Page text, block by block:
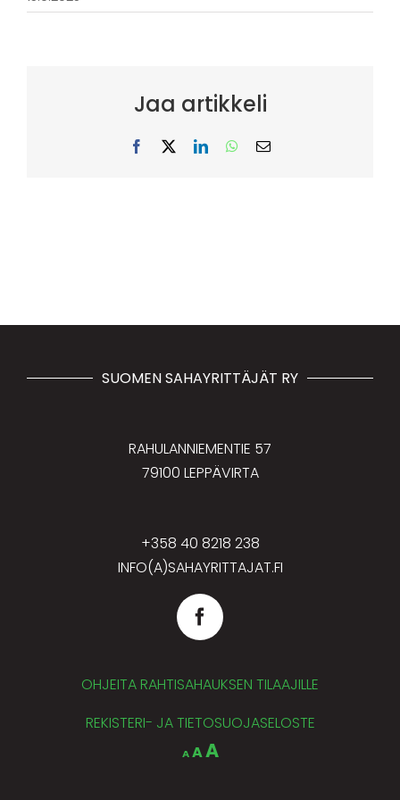
Jaa artikkeli
Facebook LinkedInWhatsAppSähköposti
SUOMEN SAHAYRITTÄJÄT RY
RAHULANNIEMENTIE 57
79100 LEPPÄVIRTA
+358 40 8218 238
INFO(A)SAHAYRITTAJAT.FI
OHJEITA RAHTISAHAUKSEN TILAAJILLE
REKISTERI- JA TIETOSUOJASELOSTE
A
Decrease
font
A Reset
AIncrease